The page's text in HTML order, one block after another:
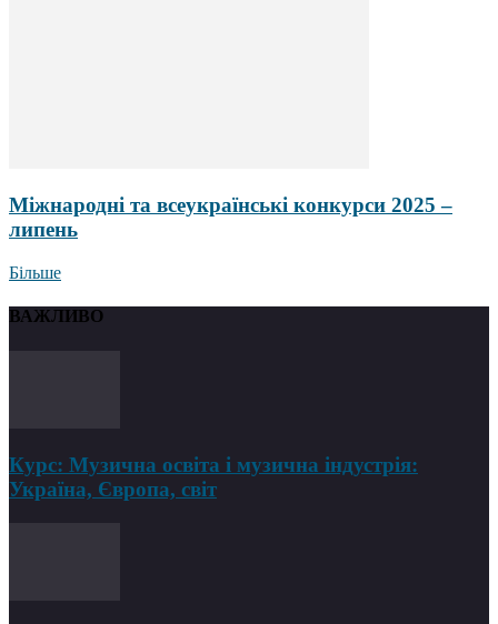
Міжнародні та всеукраїнські конкурси 2025 –
липень
Більше
ВАЖЛИВО
Курс: Музична освіта і музична індустрія:
Україна, Європа, світ